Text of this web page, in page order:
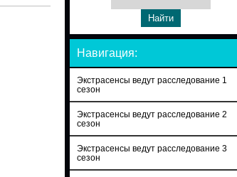
Навигация:
Экстрасенсы ведут расследование 1
сезон
Экстрасенсы ведут расследование 2
сезон
Экстрасенсы ведут расследование 3
сезон